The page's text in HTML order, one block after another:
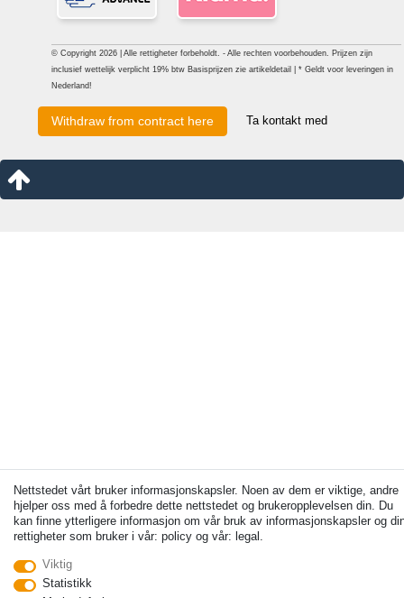
© Copyright 2026 | Alle rettigheter forbeholdt. - Alle rechten voorbehouden. Prijzen zijn
inclusief wettelijk verplicht 19% btw Basisprijzen zie artikeldetail | * Geldt voor leveringen in
Nederland!
Withdraw from contract here Ta kontakt med
Nettstedet vårt bruker informasjonskapsler. Noen av dem er viktige, andre
hjelper oss med å forbedre dette nettstedet og brukeropplevelsen din. Du
kan finne ytterligere informasjon om vår bruk av informasjonskapsler og
rettigheter som bruker i vår: policy og vår: legal.
Viktig
Statistikk